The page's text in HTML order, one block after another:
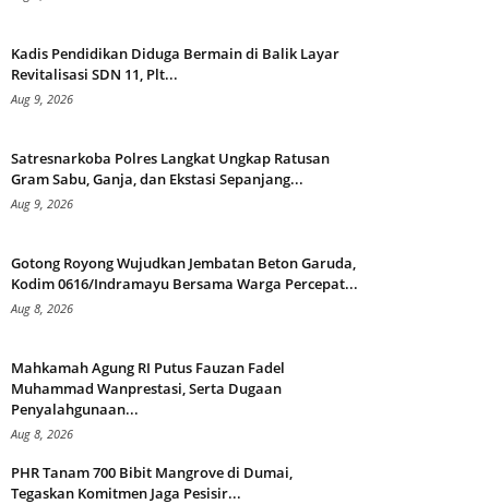
Kadis Pendidikan Diduga Bermain di Balik Layar
Revitalisasi SDN 11, Plt...
Aug 9, 2026
Satresnarkoba Polres Langkat Ungkap Ratusan
Gram Sabu, Ganja, dan Ekstasi Sepanjang...
Aug 9, 2026
Gotong Royong Wujudkan Jembatan Beton Garuda,
Kodim 0616/Indramayu Bersama Warga Percepat...
Aug 8, 2026
Mahkamah Agung RI Putus Fauzan Fadel
Muhammad Wanprestasi, Serta Dugaan
Penyalahgunaan...
Aug 8, 2026
PHR Tanam 700 Bibit Mangrove di Dumai,
Tegaskan Komitmen Jaga Pesisir...